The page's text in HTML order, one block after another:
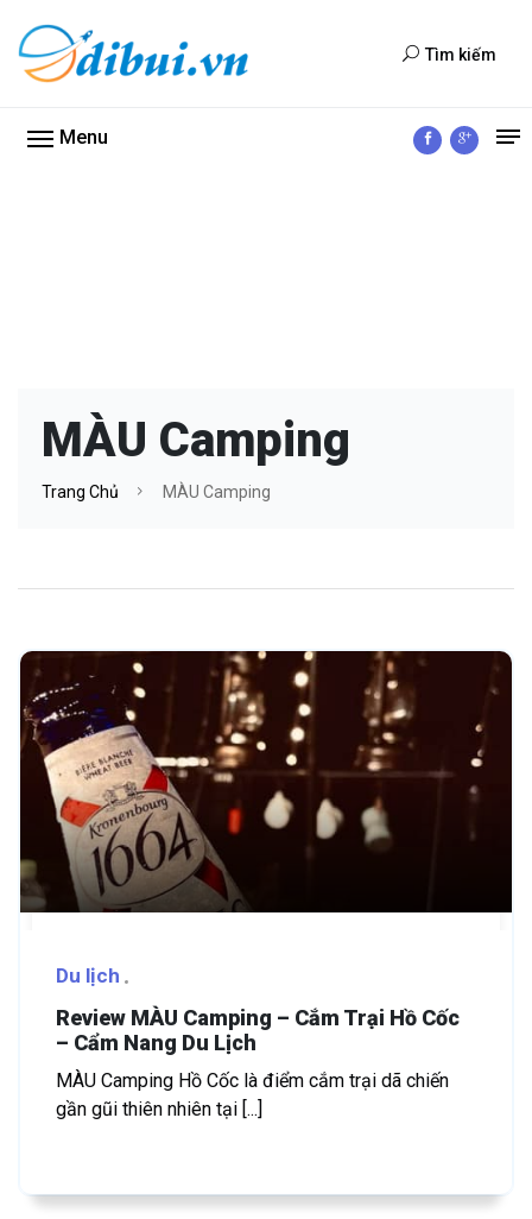
Tìm kiếm
Menu
MÀU Camping
Trang Chủ MÀU Camping
Du lịch
Review MÀU Camping – Cắm Trại Hồ Cốc
– Cẩm Nang Du Lịch
MÀU Camping Hồ Cốc là điểm cắm trại dã chiến
gần gũi thiên nhiên tại [...]